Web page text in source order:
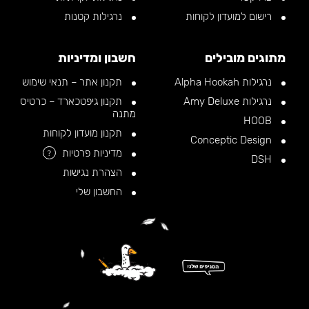
רישום למועדון לקוחות
נרגילות קטנות
מתוגים מובילים
נרגילות Alpha Hookah
נרגילות Amy Deluxe
חשבון ומדיניות
תקנון אתר – תנאי שימוש
תקנון גיפטכארד – כרטיס
מתנה
תקנון מועדון לקוחות
מדיניות פרטיות
?
הצהרת נגישות
החשבון שלי